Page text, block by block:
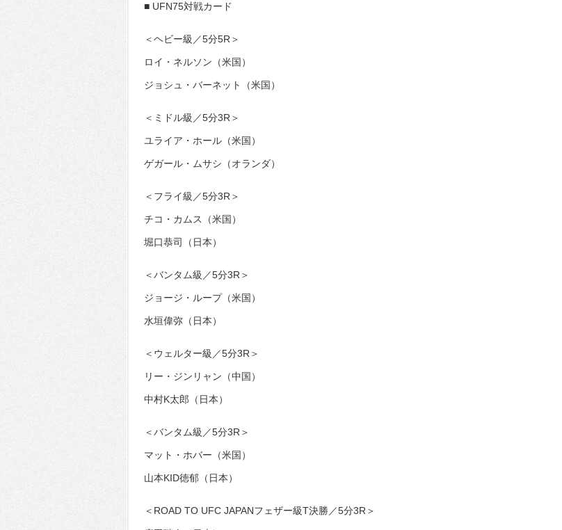
■ UFN75対戦カード
＜ヘビー級／5分5R＞
ロイ・ネルソン（米国）
ジョシュ・バーネット（米国）
＜ミドル級／5分3R＞
ユライア・ホール（米国）
ゲガール・ムサシ（オランダ）
＜フライ級／5分3R＞
チコ・カムス（米国）
堀口恭司（日本）
＜バンタム級／5分3R＞
ジョージ・ループ（米国）
水垣偉弥（日本）
＜ウェルター級／5分3R＞
リー・ジンリャン（中国）
中村K太郎（日本）
＜バンタム級／5分3R＞
マット・ホバー（米国）
山本KID徳郁（日本）
＜ROAD TO UFC JAPANフェザー級T決勝／5分3R＞